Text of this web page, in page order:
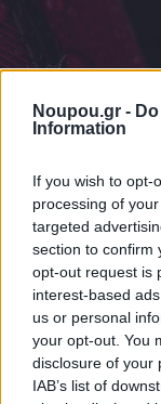
Noupou.gr -
Information
If you wish to opt-
processing of
targeted
section to confirm
opt-out request is
interest-based
us or personal
your opt-out. You
disclosure of your
IAB’s list of